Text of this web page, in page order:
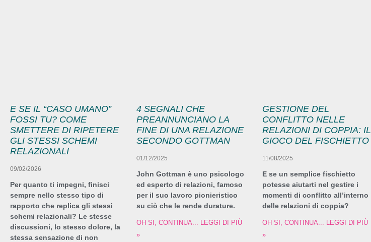
E SE IL “CASO UMANO”
FOSSI TU? COME
SMETTERE DI RIPETERE
GLI STESSI SCHEMI
RELAZIONALI
09/02/2026
Per quanto ti impegni, finisci
sempre nello stesso tipo di
rapporto che replica gli stessi
schemi relazionali? Le stesse
discussioni, lo stesso dolore, la
stessa sensazione di non
4 SEGNALI CHE
PREANNUNCIANO LA
FINE DI UNA RELAZIONE
SECONDO GOTTMAN
01/12/2025
John Gottman è uno psicologo
ed esperto di relazioni, famoso
per il suo lavoro pionieristico
su ciò che le rende durature.
OH SI, CONTINUA... LEGGI DI PIÙ
»
GESTIONE DEL
CONFLITTO NELLE
RELAZIONI DI COPPIA: IL
GIOCO DEL FISCHIETTO
11/08/2025
E se un semplice fischietto
potesse aiutarti nel gestire i
momenti di conflitto all’interno
delle relazioni di coppia?
OH SI, CONTINUA... LEGGI DI PIÙ
»